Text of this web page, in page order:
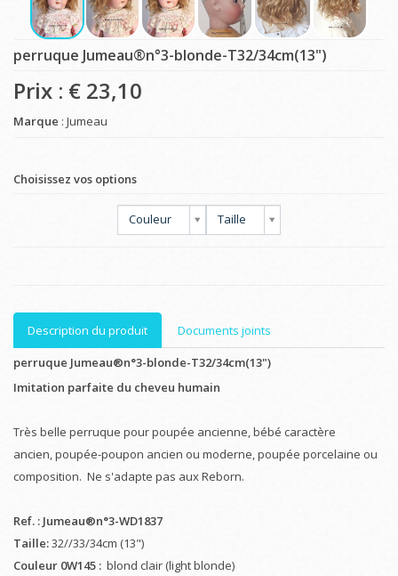
perruque Jumeau®n°3-blonde-T32/34cm(13")
Prix : € 23,10
Marque : Jumeau
Choisissez vos options
Couleur Taille
Description du produit
Documents joints
perruque Jumeau®n°3-blonde-T32/34cm(13")
Imitation parfaite du cheveu humain
Très belle perruque pour poupée ancienne, bébé caractère
ancien, poupée-poupon ancien ou moderne, poupée porcelaine ou
composition. Ne s'adapte pas aux Reborn.
Ref. : Jumeau®n°3-WD1837
Taille:32//33/34cm (13")
Couleur 0W145 : blond clair (light blonde)